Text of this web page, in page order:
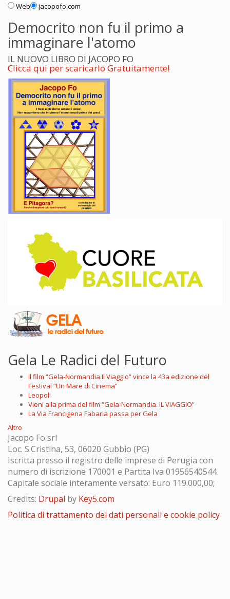
Web jacopofo.com
Democrito non fu il primo a
immaginare l'atomo
IL NUOVO LIBRO DI JACOPO FO
Clicca qui per scaricarlo Gratuitamente!
Gela Le Radici del Futuro
Il film “Gela-Normandia.Il Viaggio” vince la 43a edizione del
Festival “Un Mare di Cinema”
Leopoli
Vieni alla prima del film “Gela-Normandia. IL VIAGGIO”
La Via Francigena Fabaria passa per Gela
Altro
Jacopo Fo srl
Loc. S.Cristina, 53, 06020 Gubbio (PG)
Iscritta presso il registro delle imprese di Perugia con
numero di iscrizione 170001 e Partita Iva 01956540544
Capitale sociale interamente versato: Euro 119.000,00;
Credits: Drupal by Key5.com
Politica di trattamento dei dati personali e cookie policy